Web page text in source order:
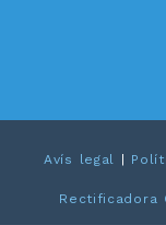
Avís legal |
Rectificadora